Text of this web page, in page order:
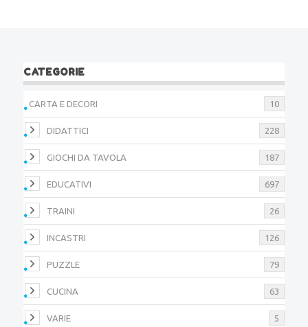
CATEGORIE
CARTA E DECORI 10
DIDATTICI 228
GIOCHI DA TAVOLA 187
EDUCATIVI 697
TRAINI 26
INCASTRI 126
PUZZLE 79
CUCINA 63
VARIE 5